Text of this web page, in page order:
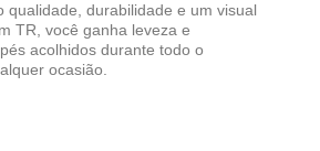
qualidade, durabilidade e um visual
TR, você ganha leveza e
acolhidos durante todo o
ocasião.